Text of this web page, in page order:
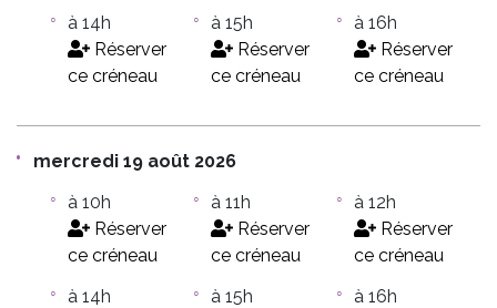
à 14h
Réserver
ce créneau
à 15h
Réserver
ce créneau
à 16h
Réserver
ce créneau
mercredi 19 août 2026
à 10h
Réserver
ce créneau
à 11h
Réserver
ce créneau
à 12h
Réserver
ce créneau
à 14h
à 15h
à 16h